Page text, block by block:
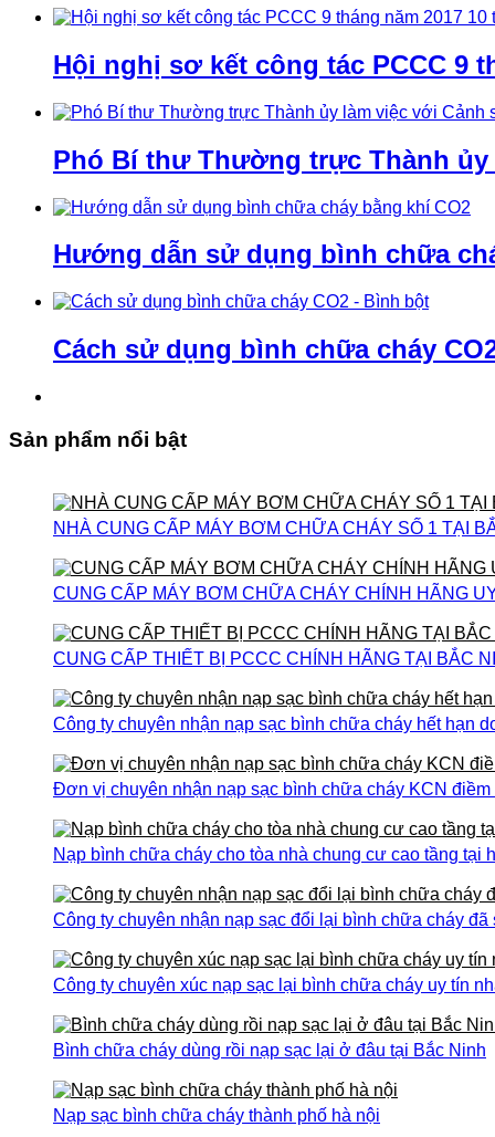
Hội nghị sơ kết công tác PCCC 9
Phó Bí thư Thường trực Thành ủy
Hướng dẫn sử dụng bình chữa
Cách sử dụng bình chữa cháy
Sản phẩm nổi bật
NHÀ CUNG CẤP MÁY BƠM CHỮA CHÁY SỐ 1 TẠI
CUNG CẤP MÁY BƠM CHỮA CHÁY CHÍNH HÃNG
CUNG CẤP THIẾT BỊ PCCC CHÍNH HÃNG TẠI BẮC
Công ty chuyên nhận nạp sạc bình chữa cháy hết hạn
Đơn vị chuyên nhận nạp sạc bình chữa cháy KCN
Nạp bình chữa cháy cho tòa nhà chung cư cao tầng tại
Công ty chuyên nhận nạp sạc đổi lại bình chữa cháy
Công ty chuyên xúc nạp sạc lại bình chữa cháy uy tín
Bình chữa cháy dùng rồi nạp sạc lại ở đâu tại Bắc Ninh
Nạp sạc bình chữa cháy thành phố hà nội